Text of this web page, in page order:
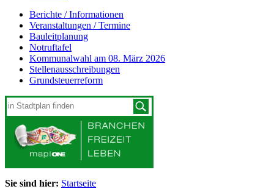
Berichte / Informationen
Veranstaltungen / Termine
Bauleitplanung
Notruftafel
Kommunalwahl am 08. März 2026
Stellenausschreibungen
Grundsteuerreform
Sie sind hier: Startseite